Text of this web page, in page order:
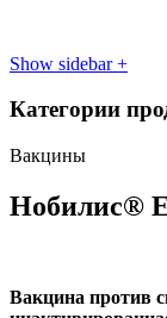
Show sidebar+
Категории
Вакцины
Нобилис®
Вакцина против